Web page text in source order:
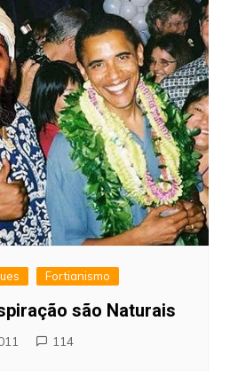
Fortianismo
são Naturais
114